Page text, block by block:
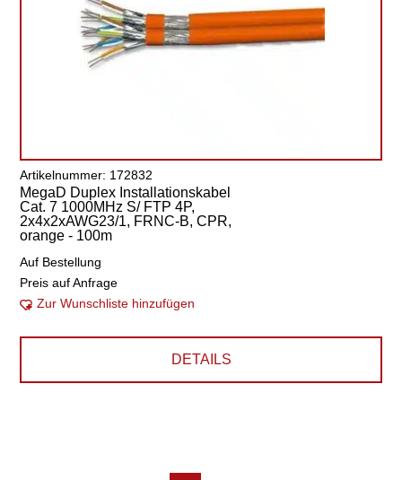
Artikelnummer: 172832
MegaD Duplex Installationskabel
Cat. 7 1000MHz S/ FTP 4P,
2x4x2xAWG23/1, FRNC-B, CPR,
orange - 100m
Auf Bestellung
Preis auf Anfrage
Zur Wunschliste hinzufügen
DETAILS